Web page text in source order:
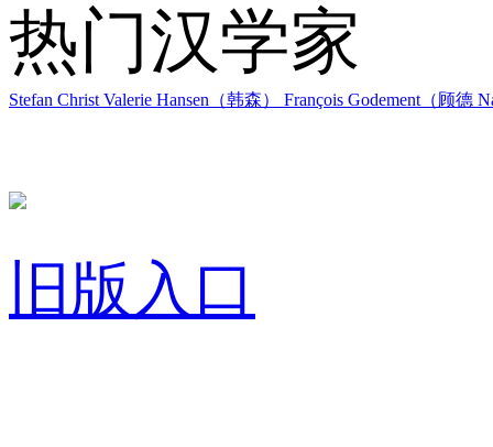
热门汉学家
Stefan Christ Valerie Hansen（韩森） François Godement（顾德
旧版入口